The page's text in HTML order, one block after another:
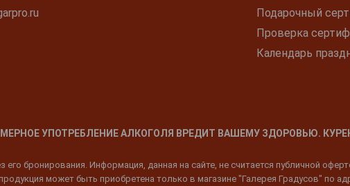
Подарочный
Проверка
Календарь
УПОТРЕБЛЕНИЕ АЛКОГОЛЯ ВРЕДИТ ВАШЕМУ ЗДОРОВЬЮ.
бронирования. Информация, данная на сайте, не считается публичной
может быть приобретена только в магазине "Галерея Градусов" по